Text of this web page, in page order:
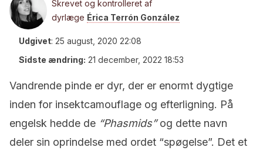
Skrevet og kontrolleret af
dyrlæge Érica Terrón González
Udgivet: 25 august, 2020 22:08
Sidste ændring: 21 december, 2022 18:53
Vandrende pinde er dyr, der er enormt dygtige
inden for insektcamouflage og efterligning. På
engelsk hedde de “Phasmids”og dette navn
deler sin oprindelse med ordet “spøgelse”. Det et